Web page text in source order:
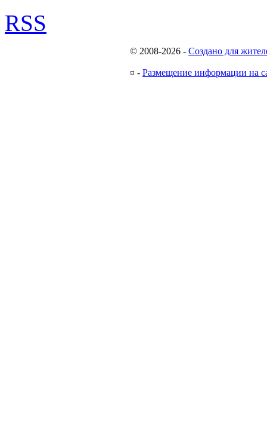
RSS
© 2008-2026 - Создано для
¤ - Размещение информации на